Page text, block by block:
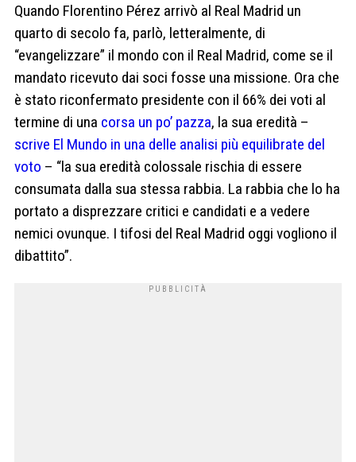
Quando Florentino Pérez arrivò al Real Madrid un
quarto di secolo fa, parlò, letteralmente, di
“evangelizzare” il mondo con il Real Madrid, come se il
mandato ricevuto dai soci fosse una missione. Ora che
è stato riconfermato presidente con il 66% dei voti al
termine di una corsa un po’ pazza, la sua eredità –
scrive El Mundo in una delle analisi più equilibrate del
voto – “la sua eredità colossale rischia di essere
consumata dalla sua stessa rabbia. La rabbia che lo ha
portato a disprezzare critici e candidati e a vedere
nemici ovunque. I tifosi del Real Madrid oggi vogliono il
dibattito”.